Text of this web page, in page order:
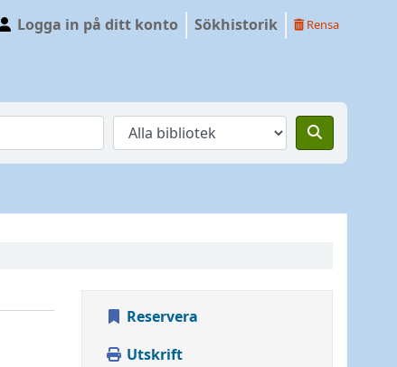
Logga in på ditt konto Sökhistorik Rensa
Reservera
Utskrift